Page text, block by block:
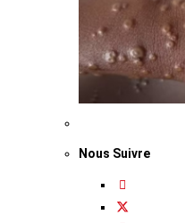
Nous Suivre